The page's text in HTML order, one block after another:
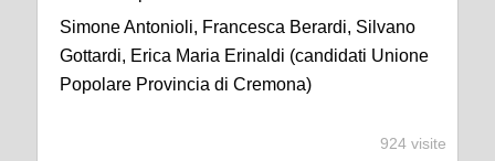
Simone Antonioli, Francesca Berardi, Silvano
Gottardi, Erica Maria Erinaldi (candidati Unione
Popolare Provincia di Cremona)
924 visite